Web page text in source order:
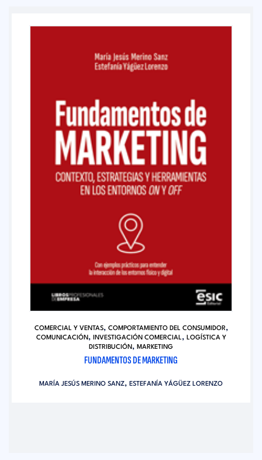
COMERCIAL Y VENTAS, COMPORTAMIENTO DEL CONSUMIDOR,
COMUNICACIÓN, INVESTIGACIÓN COMERCIAL, LOGÍSTICA Y
DISTRIBUCIÓN, MARKETING
FUNDAMENTOS DE MARKETING
MARÍA JESÚS MERINO SANZ, ESTEFANÍA YÁGÜEZ LORENZO